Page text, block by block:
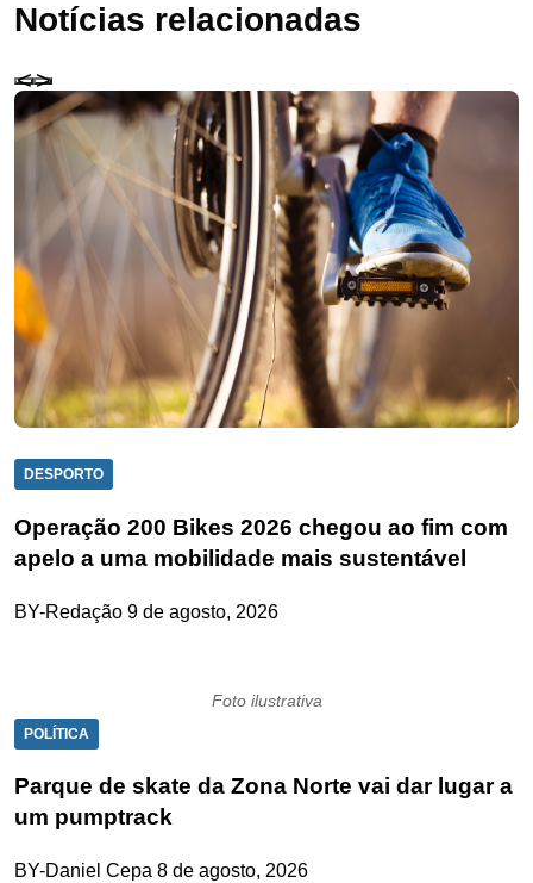
Notícias relacionadas
DESPORTO
Operação 200 Bikes 2026 chegou ao fim com
apelo a uma mobilidade mais sustentável
BY-Redação 9 de agosto, 2026
Foto ilustrativa
POLÍTICA
Parque de skate da Zona Norte vai dar lugar a
um pumptrack
BY-Daniel Cepa 8 de agosto, 2026